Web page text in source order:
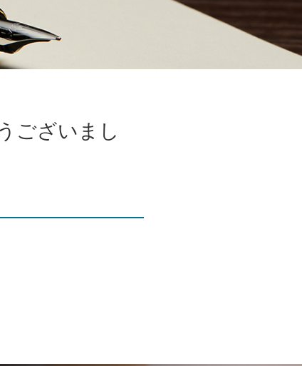
ございまし